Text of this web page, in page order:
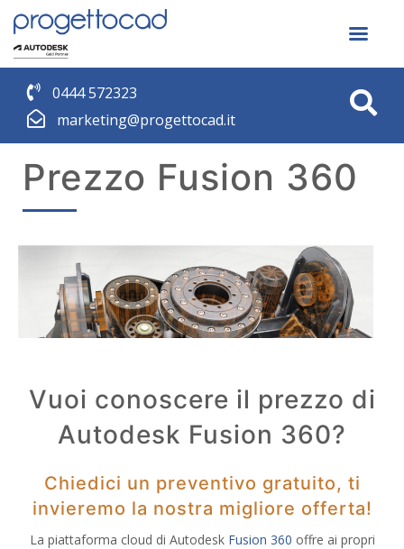
0444 572323
marketing@progettocad.it
Prezzo Fusion 360
Vuoi conoscere il prezzo di
Autodesk Fusion 360?
Chiedici un preventivo gratuito, ti
invieremo la nostra migliore offerta!
La piattaforma cloud di Autodesk Fusion 360 offre ai propri